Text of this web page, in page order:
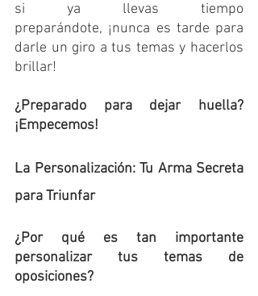
si ya llevas tiempo
preparándote, ¡nunca es tarde para
darle un giro a tus temas y hacerlos
brillar!
¿Preparado para dejar huella?
¡Empecemos!
La Personalización: Tu Arma Secreta
para Triunfar
¿Por qué es tan importante
personalizar tus temas de
oposiciones?